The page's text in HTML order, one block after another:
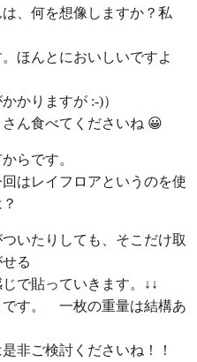
、何を想像しますか？私
ほんとにおいしいですよ
かりますが :-)）
ん食べてくださいね 😀
らです。
はレイフロアというのを使
いたりしても、そこだけ取
る
で貼っていきます。↓↓
です。 一枚の重量は結構あ
非ご検討くださいね！！